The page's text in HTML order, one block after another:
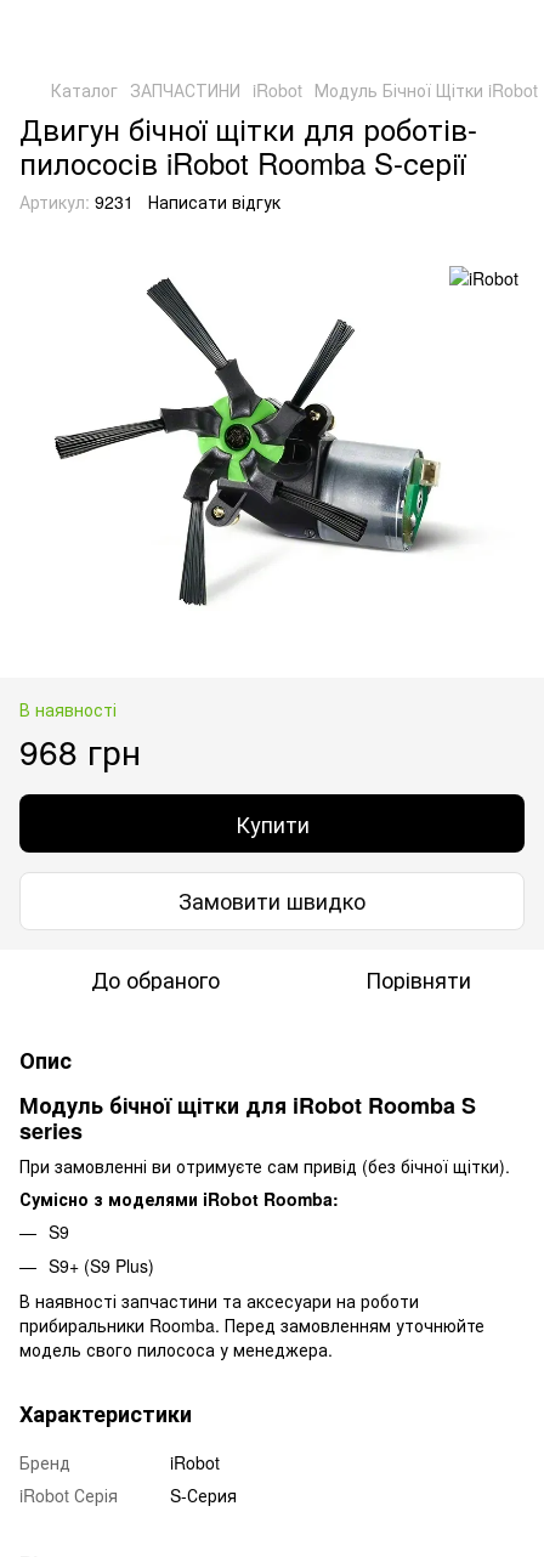
Каталог ЗАПЧАСТИНИ iRobot Модуль Бічної Щітки iRobot
Двигун бічної щітки для роботів-
пилососів iRobot Roomba S-серії
Артикул: 9231 Написати відгук
В наявності
968 грн
Купити
Замовити швидко
До обраного Порівняти
Опис
Модуль бічної щітки для iRobot Roomba S
series
При замовленні ви отримуєте сам привід (без бічної щітки).
Сумісно з моделями iRobot Roomba:
S9
S9+ (S9 Plus)
В наявності запчастини та аксесуари на роботи
прибиральники Roomba. Перед замовленням уточнюйте
модель свого пилососа у менеджера.
Характеристики
Бренд
iRobot
iRobot Серія
S-Серия